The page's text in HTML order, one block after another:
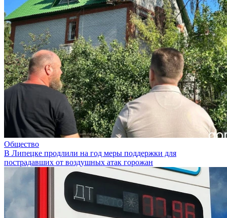
Общество
В Липецке продлили на год меры поддержки для
пострадавших от воздушных атак горожан